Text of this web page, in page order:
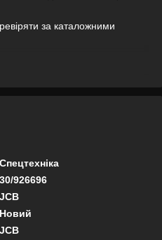
за каталожними
Спецтехніка
30/926696
JCB
Новий
JCB